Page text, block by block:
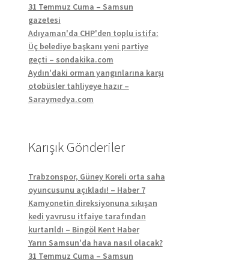
31 Temmuz Cuma – Samsun
gazetesi
Adıyaman'da CHP'den toplu istifa:
Üç belediye başkanı yeni partiye
geçti – sondakika.com
Aydın'daki orman yangınlarına karşı
otobüsler tahliyeye hazır –
Saraymedya.com
Karışık Gönderiler
Trabzonspor, Güney Koreli orta saha
oyuncusunu açıkladı! – Haber 7
Kamyonetin direksiyonuna sıkışan
kedi yavrusu itfaiye tarafından
kurtarıldı – Bingöl Kent Haber
Yarın Samsun'da hava nasıl olacak?
31 Temmuz Cuma – Samsun